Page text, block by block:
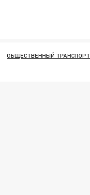
ОБЩЕСТВЕННЫЙ ТРАНСПОРТ